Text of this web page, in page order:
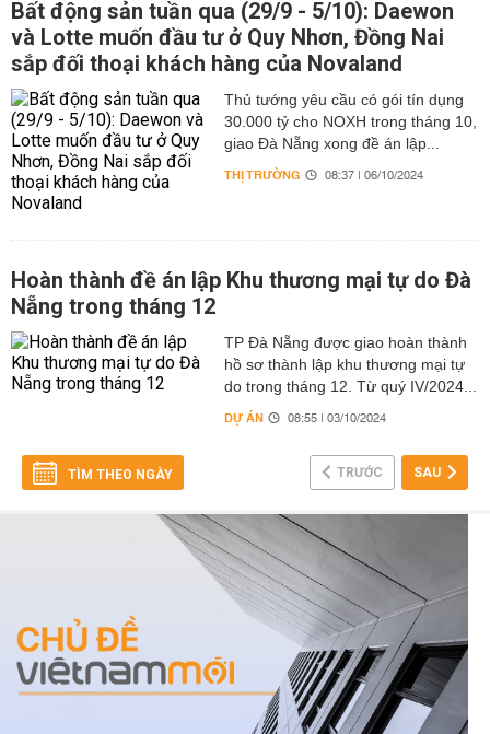
Bất động sản tuần qua (29/9 - 5/10): Daewon
và Lotte muốn đầu tư ở Quy Nhơn, Đồng Nai
sắp đối thoại khách hàng của Novaland
Thủ tướng yêu cầu có gói tín dụng
30.000 tỷ cho NOXH trong tháng 10,
giao Đà Nẵng xong đề án lập...
THỊ TRƯỜNG 08:37 | 06/10/2024
Hoàn thành đề án lập Khu thương mại tự do Đà
Nẵng trong tháng 12
TP Đà Nẵng được giao hoàn thành
hồ sơ thành lập khu thương mại tự
do trong tháng 12. Từ quý IV/2024...
DỰ ÁN 08:55 | 03/10/2024
TÌM THEO NGÀY TRƯỚC SAU